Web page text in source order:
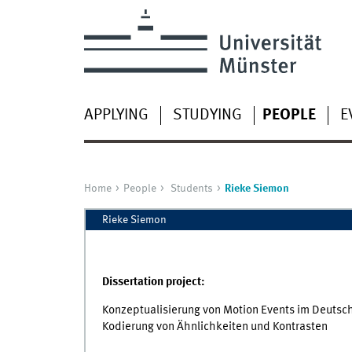
APPLYING STUDYING PEOPLE
Home People Students Rieke Siemon
Rieke Siemon
Dissertation project:
Konzeptualisierung von Motion Events im
Kodierung von Ähnlichkeiten und Kontrasten